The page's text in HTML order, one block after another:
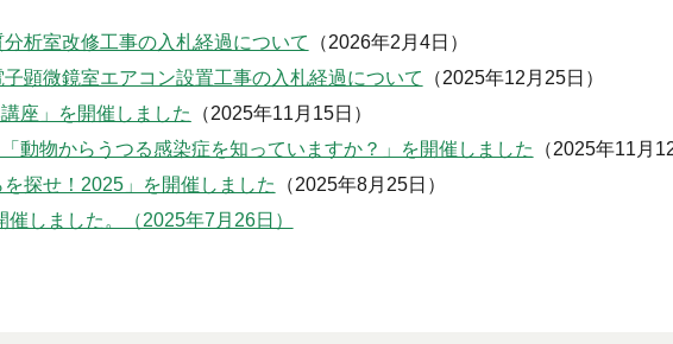
析室改修工事の入札経過について （2026年2月4日）
顕微鏡室エアコン設置工事の入札経過について （2025年12月25日）
座」を開催しました （2025年11月15日）
動物からうつる感染症を知っていますか？」を開催しました （2025年11月
探せ！2025」を開催しました （2025年8月25日）
しました。（2025年7月26日）